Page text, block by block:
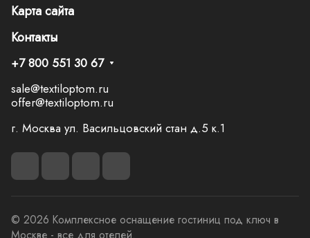
Карта сайта
Контакты
+7 800 551 30 67
sale@textiloptom.ru
offer@textiloptom.ru
г. Москва ул. Васильцовский стан д.5 к.1
© 2026 Комплексное оснащение гостиниц под ключ в